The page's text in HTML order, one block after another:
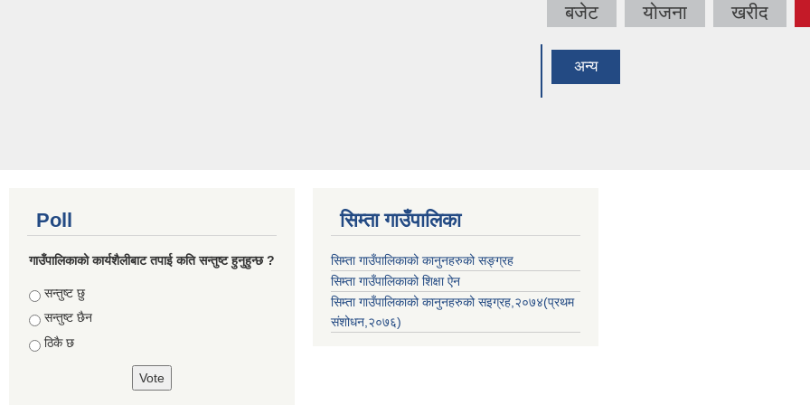
बजेट योजना खरीद
अन्य
Poll
गाउँपालिकाको कार्यशैलीबाट तपाई कति सन्तुष्ट हुनुहुन्छ ?
Choices
सन्तुष्ट छु
सन्तुष्ट छैन
ठिकै छ
सिम्ता गाउँपालिका
सिम्ता गाउँपालिकाको कानुनहरुको सङ्ग्रह
सिम्ता गाउँपालिकाको शिक्षा ऐन
सिम्ता गाउँपालिकाको कानुनहरुको सइग्रह,२०७४(प्रथम
संशोधन,२०७६)